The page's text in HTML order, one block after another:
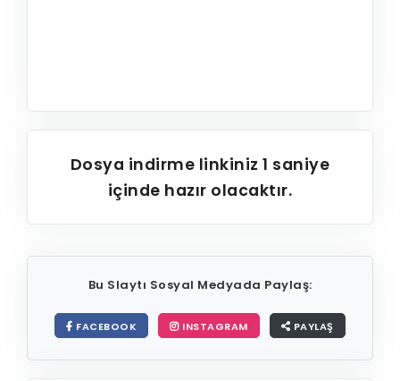
Dosya indirme linkiniz1 saniye
içinde hazır olacaktır.
Bu Slaytı Sosyal Medyada Paylaş:
FACEBOOK INSTAGRAM PAYLAŞ